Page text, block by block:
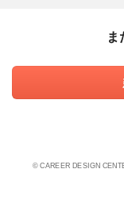
ま
© CAREER DESIGN